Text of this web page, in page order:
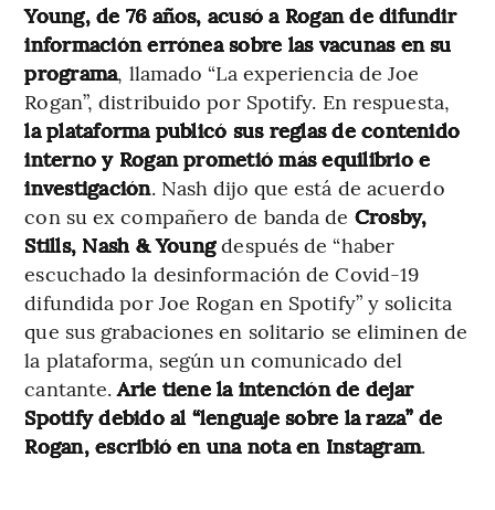
Young, de 76 años, acusó a Rogan de difundir
información errónea sobre las vacunas en su
programa, llamado “La experiencia de Joe
Rogan”, distribuido por Spotify. En respuesta,
la plataforma publicó sus reglas de contenido
interno y Rogan prometió más equilibrio e
investigación. Nash dijo que está de acuerdo
con su ex compañero de banda de Crosby,
Stills, Nash & Youngdespués de “haber
escuchado la desinformación de Covid-19
difundida por Joe Rogan en Spotify” y solicita
que sus grabaciones en solitario se eliminen de
la plataforma, según un comunicado del
cantante.Arie tiene la intención de dejar
Spotify debido al “lenguaje sobre la raza” de
Rogan, escribió en una nota en Instagram.